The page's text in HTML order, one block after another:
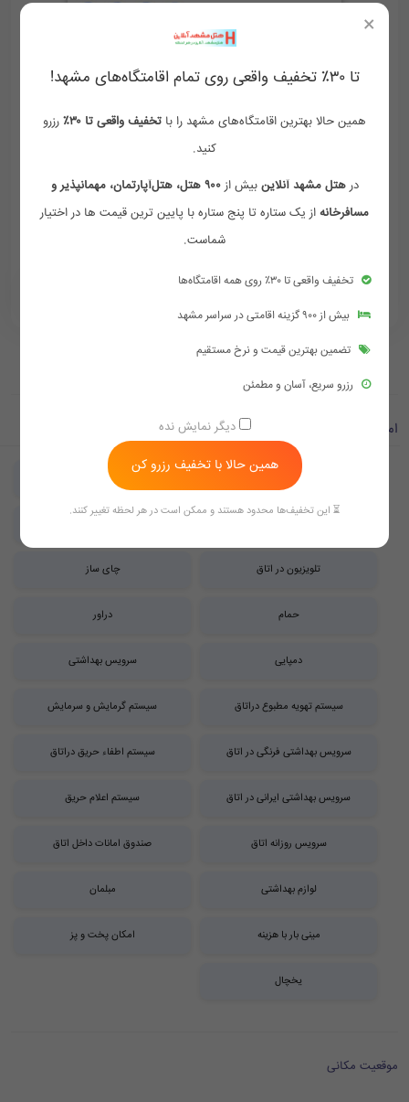
وای فای رایگان فضای مناسب دوش و وان حمام
2,400,000
2,000,000
امکانات اتاق ها
اینترنت در اتاق آشپزخانه
تلویزیون در اتاق چای ساز
حمام دراور
دمپایی سرویس بهداشتی
سیستم تهویه مطبوع دراتاق سیستم گرمایش و سرمایش
سرویس بهداشتی فرنگی در اتاق سیستم اطفاء حریق دراتاق
سرویس بهداشتی ایرانی در اتاق سیستم اعلام حریق
سرویس روزانه اتاق صندوق امانات داخل اتاق
لوازم بهداشتی مبلمان
مینی بار با هزینه امکان پخت و پز
یخچال
موقعیت مکانی
×
تا ۳۰٪ تخفیف واقعی روی تمام اقامتگاه‌های مشهد!
همین حالا بهترین اقامتگاه‌های مشهد را با تخفیف واقعی تا ۳۰٪
رزرو
کنید.
درهتل مشهد آنلاین بیش از
۹۰۰ هتل، هتل‌آپارتمان، مهمانپذیر و
مسافرخانه از یک ستاره تا پنج ستاره با پایین ترین قیمت ها در اختیار
شماست.
تخفیف واقعی تا ۳۰٪ روی همه اقامتگاه‌ها
بیش از ۹۰۰ گزینه اقامتی در سراسر مشهد
تضمین بهترین قیمت و نرخ مستقیم
رزرو سریع، آسان و مطمئن
دیگر نمایش نده
همین حالا با تخفیف رزرو کن
⏳ این تخفیف‌ها محدود هستند و ممکن است در هر لحظه تغییر کنند.